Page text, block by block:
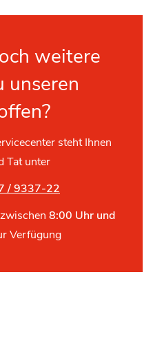
weitere
unseren
steht Ihnen
Tat unter
/ 9337-22
zwischen 8:00 Uhr und
Verfügung